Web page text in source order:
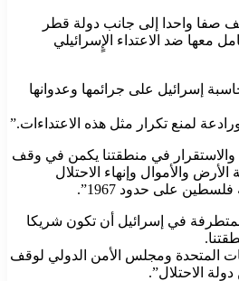
صفا واحدا إلى جانب دولة قطر
معها ضد الاعتداء الإٍسرائيلي
إسرائيل على جرائمها وعدوانها
لمنع تكرار مثل هذه الاعتداءات.”
والاستقرار في منطقتنا يكمن في وقف
والأموال وإنهاء الاحتلال
على حدود 1967”.
في إسرائيل أن تكون شريكا
المتحدة ومجلس الأمن الدولي لوقف
الاحتلال”.